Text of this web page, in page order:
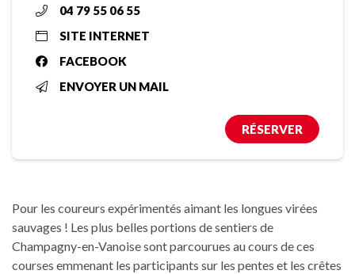
04 79 55 06 55
SITE INTERNET
FACEBOOK
ENVOYER UN MAIL
RÉSERVER
Pour les coureurs expérimentés aimant les longues virées
sauvages ! Les plus belles portions de sentiers de
Champagny-en-Vanoise sont parcourues au cours de ces
courses emmenant les participants sur les pentes et les crêtes